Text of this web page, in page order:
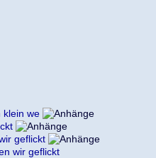
klein we
geflickt
wir geflickt